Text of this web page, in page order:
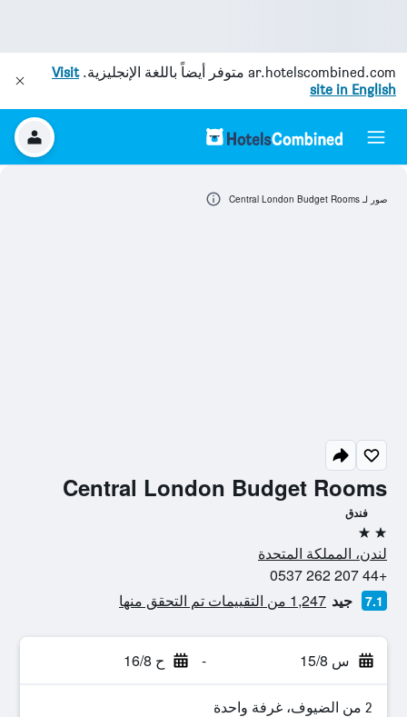
ar.hotelscombined.com متوفر أيضاً باللغة الإنجليزية.Visit
site in English
Central London Budget Rooms
فندق
2 نجمتين
لندن، المملكة المتحدة
+44 207 262 0537
7.1 جيد 1,247 من التقييمات تم التحقق منها
س 15/8 - ح 16/8
2 من الضيوف، غرفة واحدة
صور لـ Central London Budget Rooms